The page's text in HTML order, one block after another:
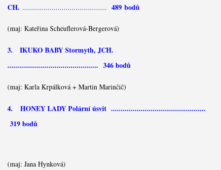
CH. ........................................... 489 bodů
(maj: Kateřina Scheuflerová-Bergerová)
3. IKUKO BABY Stormyth, JCH.
.............................................. 346 bodů
(maj: Karla Krpálková + Martin Marinčič)
4. HONEY LADY Polární úsvit ................................................
319 bodů
(maj: Jana Hynková)